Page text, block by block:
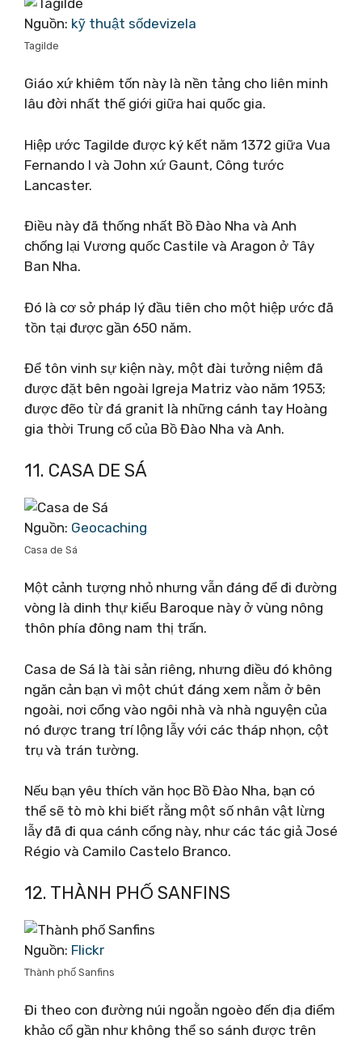
Nguồn: kỹ thuật sốdevizela
Tagilde
Giáo xứ khiêm tốn này là nền tảng cho liên minh
lâu đời nhất thế giới giữa hai quốc gia.
Hiệp ước Tagilde được ký kết năm 1372 giữa Vua
Fernando I và John xứ Gaunt, Công tước
Lancaster.
Điều này đã thống nhất Bồ Đào Nha và Anh
chống lại Vương quốc Castile và Aragon ở Tây
Ban Nha.
Đó là cơ sở pháp lý đầu tiên cho một hiệp ước đã
tồn tại được gần 650 năm.
Để tôn vinh sự kiện này, một đài tưởng niệm đã
được đặt bên ngoài Igreja Matriz vào năm 1953;
được đẽo từ đá granit là những cánh tay Hoàng
gia thời Trung cổ của Bồ Đào Nha và Anh.
11. CASA DE SÁ
Nguồn: Geocaching
Casa de Sá
Một cảnh tượng nhỏ nhưng vẫn đáng để đi đường
vòng là dinh thự kiểu Baroque này ở vùng nông
thôn phía đông nam thị trấn.
Casa de Sá là tài sản riêng, nhưng điều đó không
ngăn cản bạn vì một chút đáng xem nằm ở bên
ngoài, nơi cổng vào ngôi nhà và nhà nguyện của
nó được trang trí lộng lẫy với các tháp nhọn, cột
trụ và trán tường.
Nếu bạn yêu thích văn học Bồ Đào Nha, bạn có
thể sẽ tò mò khi biết rằng một số nhân vật lừng
lẫy đã đi qua cánh cổng này, như các tác giả José
Régio và Camilo Castelo Branco.
12. THÀNH PHỐ SANFINS
Nguồn: Flickr
Thành phố Sanfins
Đi theo con đường núi ngoằn ngoèo đến địa điểm
khảo cổ gần như không thể so sánh được trên